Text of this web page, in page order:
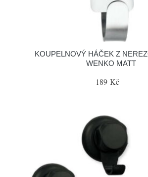
KOUPELNOVÝ HÁČEK Z
WENKO MATT
189 Kč